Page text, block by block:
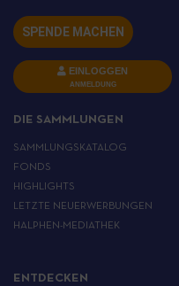
SPENDE MACHEN
EINLOGGEN
ANMELDUNG
DIE SAMMLUNGEN
SAMMLUNGSKATALOG
FONDS
HIGHLIGHTS
LETZTE NEUERWERBUNGEN
HALPHEN-MEDIATHEK
ENTDECKEN